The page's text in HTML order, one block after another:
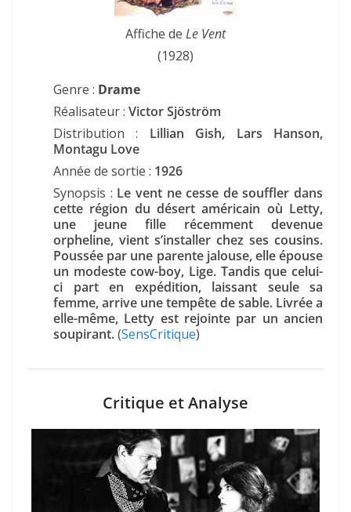
Affiche de Le Vent
(1928)
Genre : Drame
Réalisateur : Victor Sjöström
Distribution : Lillian Gish, Lars Hanson,
Montagu Love
Année de sortie : 1926
Synopsis : Le vent ne cesse de souffler dans
cette région du désert américain où Letty,
une jeune fille récemment devenue
orpheline, vient s’installer chez ses cousins.
Poussée par une parente jalouse, elle épouse
un modeste cow-boy, Lige. Tandis que celui-
ci part en expédition, laissant seule sa
femme, arrive une tempête de sable. Livrée a
elle-même, Letty est rejointe par un ancien
soupirant.(SensCritique)
Critique et Analyse